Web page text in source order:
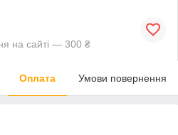
на сайті — 300 ₴
Оплата Умови повернення